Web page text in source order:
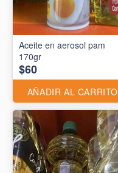
Aceite en aerosol pam
170gr
$60
AÑADIR AL CARRITO